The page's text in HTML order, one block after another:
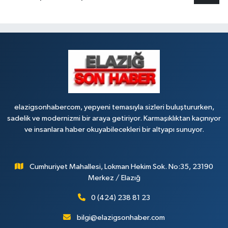
elazigsonhabercom, yepyeni temasıyla sizleri buluştururken,
sadelik ve modernizmi bir araya getiriyor. Karmaşıklıktan kaçınıyor
ve insanlara haber okuyabilecekleri bir altyapı sunuyor.
Cumhuriyet Mahallesi, Lokman Hekim Sok. No:35, 23190
Merkez / Elazığ
0 (424) 238 81 23
bilgi@elazigsonhaber.com